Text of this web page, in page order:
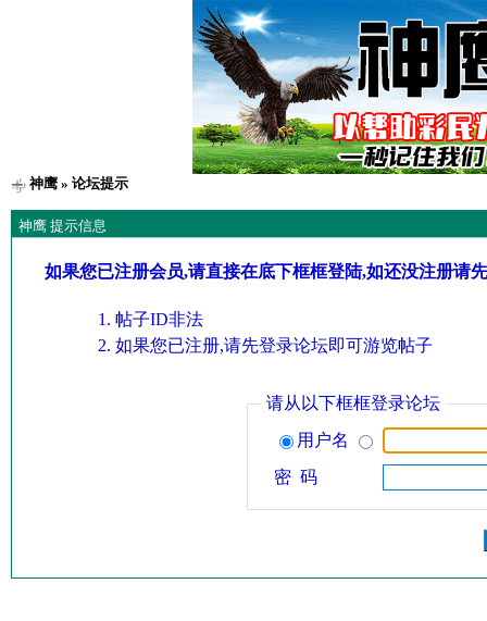
神鹰» 论坛提示
神鹰 提示信息
如果您已注册会员,请直接在底下框框登陆,如还没注册请
帖子ID非法
如果您已注册,请先登录论坛即可游览帖子
请从以下框框登录论坛
用户名
密 码